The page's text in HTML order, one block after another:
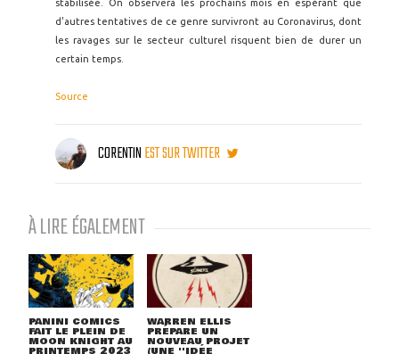
stabilisée. On observera les prochains mois en espérant que
d'autres tentatives de ce genre survivront au Coronavirus, dont
les ravages sur le secteur culturel risquent bien de durer un
certain temps.
Source
CORENTINEST SUR TWITTER
À LIRE ÉGALEMENT
PANINI COMICS
FAIT LE PLEIN DE
MOON KNIGHT AU
WARREN ELLIS
PRÉPARE UN
NOUVEAU PROJET